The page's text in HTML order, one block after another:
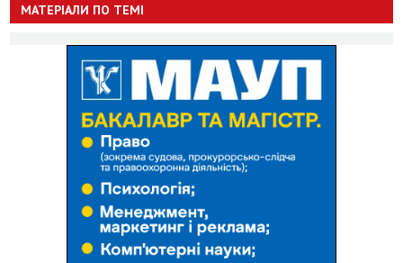
МАТЕРІАЛИ ПО ТЕМІ